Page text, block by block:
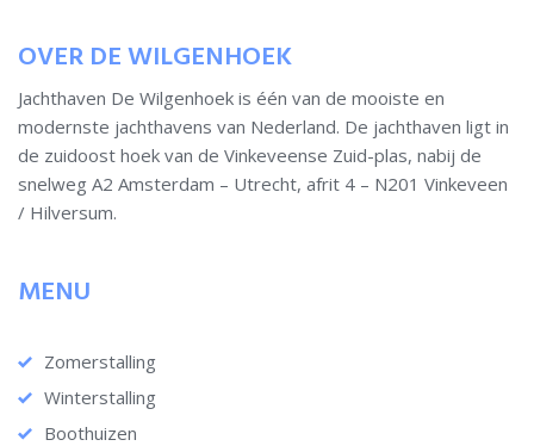
OVER DE WILGENHOEK
Jachthaven De Wilgenhoek is één van de mooiste en
modernste jachthavens van Nederland. De jachthaven ligt in
de zuidoost hoek van de Vinkeveense Zuid-plas, nabij de
snelweg A2 Amsterdam – Utrecht, afrit 4 – N201 Vinkeveen
/ Hilversum.
MENU
Zomerstalling
Winterstalling
Boothuizen